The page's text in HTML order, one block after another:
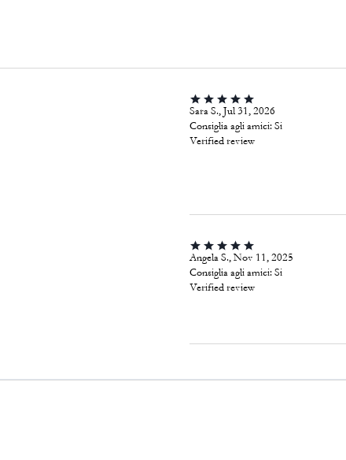
Sara S., Jul 31, 2026
Consiglia agli amici: Si
Verified review
Angela S., Nov 11, 2025
Consiglia agli amici: Si
Verified review